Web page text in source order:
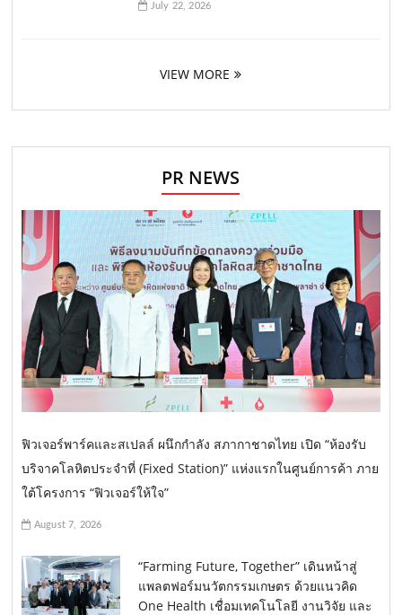
July 22, 2026
VIEW MORE
PR NEWS
ฟิวเจอร์พาร์คและสเปลล์ ผนึกกำลัง สภากาชาดไทย เปิด “ห้องรับ
บริจาคโลหิตประจำที่ (Fixed Station)” แห่งแรกในศูนย์การค้า ภาย
ใต้โครงการ “ฟิวเจอร์ให้ใจ”
August 7, 2026
“Farming Future, Together” เดินหน้าสู่
แพลตฟอร์มนวัตกรรมเกษตร ด้วยแนวคิด
One Health เชื่อมเทคโนโลยี งานวิจัย และ